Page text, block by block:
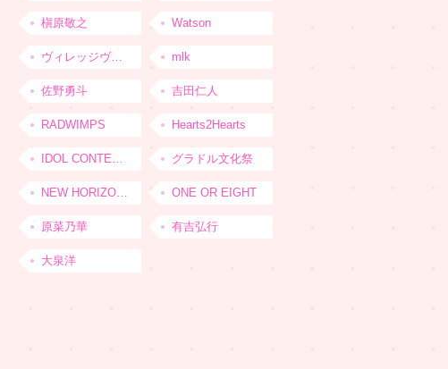
槇原敬之 Watson
ヴィレッジヴァンガード mlk
佐野勇斗 吉田仁人
RADWIMPS Hearts2Hearts
IDOL CONTENT EXPO グラドル文化祭
NEW HORIZON FEST ONE OR EIGHT
原菜乃華 有吉弘行
大泉洋